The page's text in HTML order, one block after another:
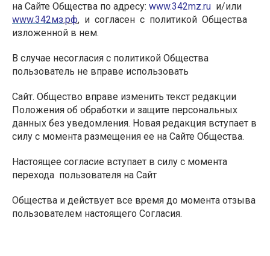
на Сайте Общества по адресу: www.342mz.ru и/или
www.342мз.рф, и согласен с политикой Общества
изложенной в нем.
В случае несогласия с политикой Общества
пользователь не вправе использовать
Сайт. Общество вправе изменить текст редакции
Положения об обработки и защите персональных
данных без уведомления. Новая редакция вступает в
силу с момента размещения ее на Сайте Общества.
Настоящее согласие вступает в силу с момента
перехода пользователя на Сайт
Общества и действует все время до момента отзыва
пользователем настоящего Согласия.